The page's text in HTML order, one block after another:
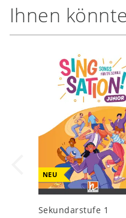
Ihnen
NEU
Sekundarstufe 1